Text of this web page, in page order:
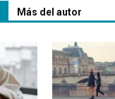
Más del autor